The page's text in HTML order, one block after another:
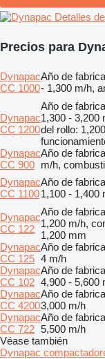
Detalles
Precios para
Dynapac
CC 1000
Año de
- 1,300 m/h,
Dynapac
CC 1200
Año de
1,300 - 3,200
del rollo:
Dynapac
CC 900
Año de
m/h,
Dynapac
CC 1100
Año de
1,100 - 1,400
Dynapac
CC 122
Año de
1,200 m/h,
1,200 mm
Dynapac
CC 125
Año de
4 m/h
Dynapac
CC 102
Año de
4,900 - 5,600
Dynapac
CC 4200
Año de
3,000 m/h
Dynapac
CC 722
Año de
5,500 m/h
Véase también
Dynapac